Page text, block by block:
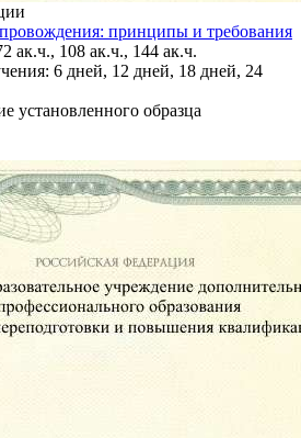
принципы и требования
ак.ч., 108 ак.ч., 144 ак.ч.
6 дней, 12 дней, 18 дней, 24
установленного образца